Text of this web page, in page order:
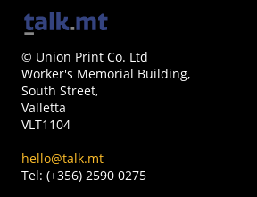
© Union Print Co. Ltd
Worker's Memorial Building,
South Street,
Valletta
VLT1104
hello@talk.mt
Tel: (+356) 2590 0275